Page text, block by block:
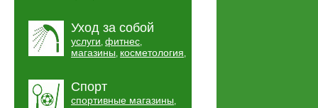
Уход за собой
услуги, фитнес,
магазины, косметология,
Спорт
спортивные магазины,